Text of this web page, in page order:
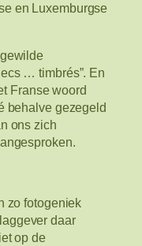
en Luxemburgse
… timbrés”. En
Franse woord
behalve gezegeld
ons zich
zo fotogeniek
daar
op de